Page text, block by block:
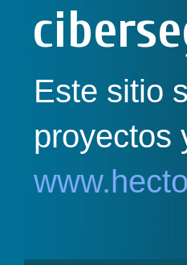
Este sitio
proyectos